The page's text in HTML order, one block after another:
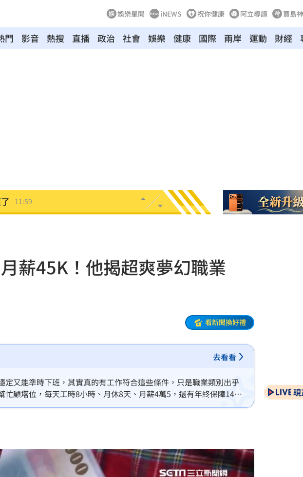
娛樂星聞 iNEWS 祝你健康 阿立導讀 寶島
門 影音 熱搜 直播 政治 社會 娛樂 健康 國際 兩岸 運動 財經
11:59
了
11:56
盾
事
11:44
幕
孕 11:27
11:20
月薪45K！他揭超爽夢幻職業
看新聞換好禮
去看看
又能準時下班，其實真的有工作符合這些條件，只是職業類別出乎
顧塔位，每天工時8小時、月休8天、月薪4萬5，還有年終保障14個
，簡直就是「夢幻職業」。